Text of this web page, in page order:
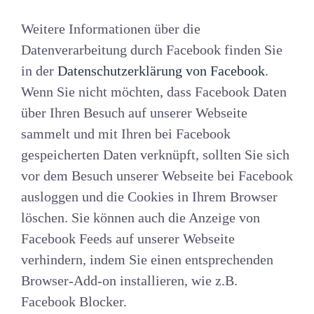
Weitere Informationen über die
Datenverarbeitung durch Facebook finden Sie
in der Datenschutzerklärung von Facebook.
Wenn Sie nicht möchten, dass Facebook Daten
über Ihren Besuch auf unserer Webseite
sammelt und mit Ihren bei Facebook
gespeicherten Daten verknüpft, sollten Sie sich
vor dem Besuch unserer Webseite bei Facebook
ausloggen und die Cookies in Ihrem Browser
löschen. Sie können auch die Anzeige von
Facebook Feeds auf unserer Webseite
verhindern, indem Sie einen entsprechenden
Browser-Add-on installieren, wie z.B.
Facebook Blocker.